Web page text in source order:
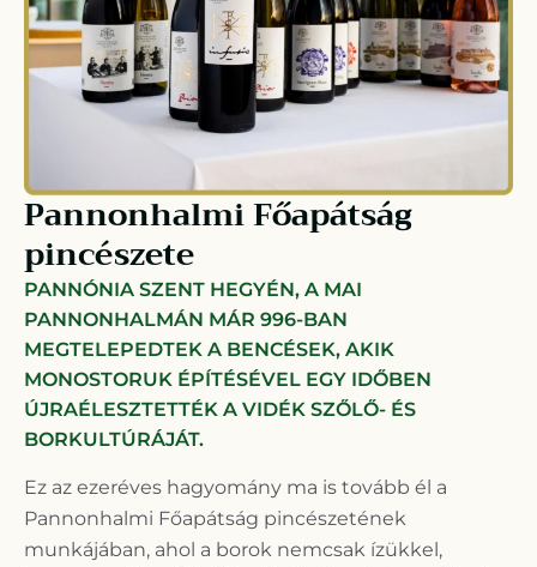
Pannonhalmi Főapátság
pincészete
PANNÓNIA SZENT HEGYÉN, A MAI
PANNONHALMÁN MÁR 996-BAN
MEGTELEPEDTEK A BENCÉSEK, AKIK
MONOSTORUK ÉPÍTÉSÉVEL EGY IDŐBEN
ÚJRAÉLESZTETTÉK A VIDÉK SZŐLŐ- ÉS
BORKULTÚRÁJÁT.
Ez az ezeréves hagyomány ma is tovább él a
Pannonhalmi Főapátság pincészetének
munkájában, ahol a borok nemcsak ízükkel,